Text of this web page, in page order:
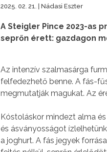
2025. 02. 21. | Nádasi Eszter
A Steigler Pince 2023-as
seprőn érett: gazdagon
Az intenzív szalmasárga
felfedezhető benne. A fás-
megmutatják magukat. Az
Kóstoláskor mindezt alma
és ásványosságot
a joghurt. A fás jegyek